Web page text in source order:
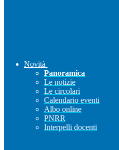
Novità
Panoramica
Le notizie
Le circolari
Calendario eventi
Albo online
PNRR
Interpelli docenti